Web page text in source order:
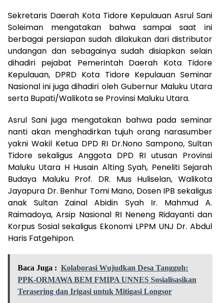
Sekretaris Daerah Kota Tidore Kepulauan Asrul Sani
Soleiman mengatakan bahwa sampai saat ini
berbagai persiapan sudah dilakukan dari distributor
undangan dan sebagainya sudah disiapkan selain
dihadiri pejabat Pemerintah Daerah Kota Tidore
Kepulauan, DPRD Kota Tidore Kepulauan Seminar
Nasional ini juga dihadiri oleh Gubernur Maluku Utara
serta Bupati/Walikota se Provinsi Maluku Utara.
Asrul Sani juga mengatakan bahwa pada seminar
nanti akan menghadirkan tujuh orang narasumber
yakni Wakil Ketua DPD RI Dr.Nono Sampono, Sultan
Tidore sekaligus Anggota DPD RI utusan Provinsi
Maluku Utara H Husain Alting Syah, Peneliti Sejarah
Budaya Maluku Prof. DR. Mus Huliselan, Walikota
Jayapura Dr. Benhur Tomi Mano, Dosen IPB sekaligus
anak Sultan Zainal Abidin Syah Ir. Mahmud A.
Raimadoya, Arsip Nasional RI Neneng Ridayanti dan
Korpus Sosial sekaligus Ekonomi LPPM UNJ Dr. Abdul
Haris Fatgehipon.
Baca Juga : Kolaborasi Wujudkan Desa Tangguh:
PPK-ORMAWA BEM FMIPA UNNES Sosialisasikan
Terasering dan Irigasi untuk Mitigasi Longsor